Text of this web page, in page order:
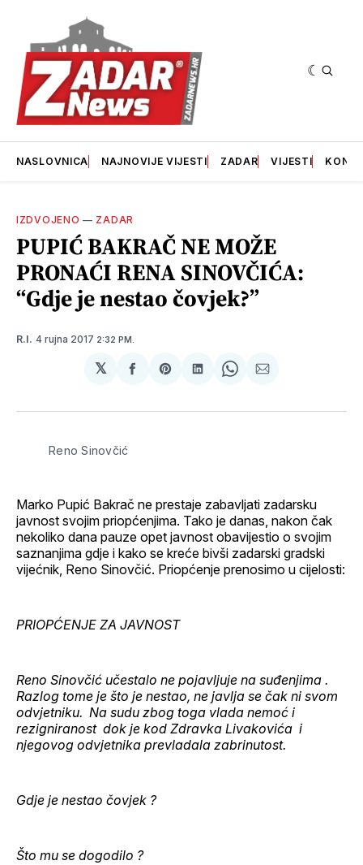
NASLOVNICA NAJNOVIJE VIJESTI ZADAR VIJESTI
IZDVOJENO — ZADAR
PUPIĆ BAKRAČ NE MOŽE
PRONAĆI RENA SINOVČIĆA:
“Gdje je nestao čovjek?”
R.I. 4 rujna 2017 2:32 PM.
𝕏
podijeliSharepodijeliSharepodijeli
Reno Sinovčić
Marko Pupić Bakrač ne prestaje zabavljati zadarsku
javnost svojim priopćenjima. Tako je danas, nakon čak
nekoliko dana pauze opet javnost obavijestio o svojim
saznanjima gdje i kako se kreće bivši zadarski gradski
vijećnik, Reno Sinovčić. Priopćenje prenosimo u cijelosti:
PRIOPĆENJE ZA JAVNOST
Reno Sinovčić učestalo ne pojavljuje na suđenjima .
Razlog tome je što je nestao, ne javlja se čak ni svom
odvjetniku. Na sudu zbog toga vlada nemoć i
rezigniranost dok je kod Zdravka Livakovića i
njegovog odvjetnika prevladala zabrinutost.
Gdje je nestao čovjek ?
Što mu se dogodilo ?